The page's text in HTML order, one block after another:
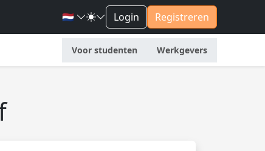
🇳🇱 Login Registreren
Voor studenten Werkgevers